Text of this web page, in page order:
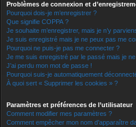
Problèmes de connexion et
Pourquoi dois-je m’enregistrer ?
Que signifie COPPA ?
Je souhaite m’enregistrer, mais je n’y
Je suis enregistré mais je ne peux pas me
Pourquoi ne puis-je pas me connecter ?
Je me suis enregistré par le passé mais je
J’ai perdu mon mot de passe !
Pourquoi suis-je automatiquement
À quoi sert « Supprimer les cookies » ?
Paramètres et préférences de l’utilisateur
Comment modifier mes paramètres ?
Comment empêcher mon nom d’apparaître